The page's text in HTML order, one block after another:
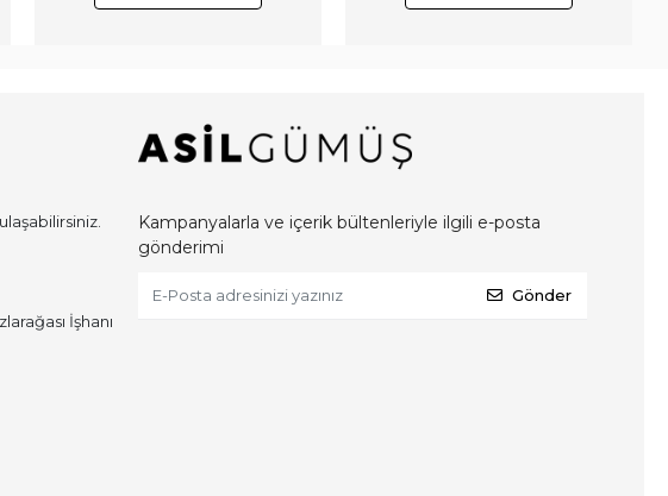
İşhanı
Kampanyalarla ve içerik bültenleriyle ilgili e-posta
gönderimi
Gönder